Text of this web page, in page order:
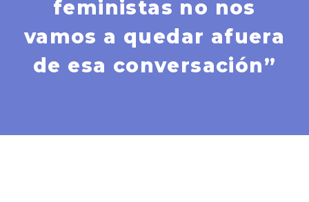
feministas no nos
vamos a quedar afuera
de esa conversación”